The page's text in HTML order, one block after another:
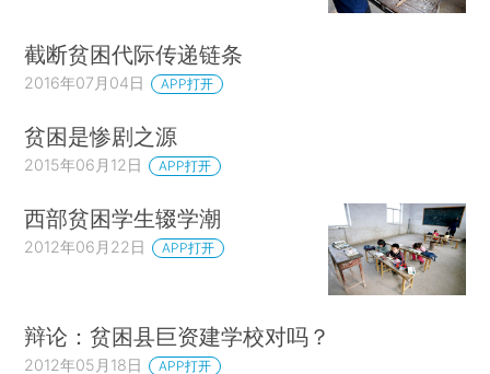
截断贫困代际传递链条
2016年07月04日 APP打开
贫困是惨剧之源
2015年06月12日 APP打开
西部贫困学生辍学潮
2012年06月22日 APP打开
辩论：贫困县巨资建学校对吗？
2012年05月18日 APP打开